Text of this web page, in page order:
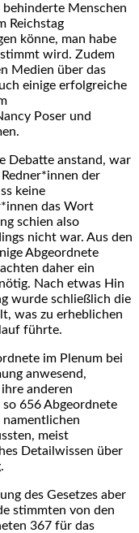
Menschen
Reichstag
könne, man habe
wird. Zudem
Medien über das
einige erfolgreiche
Poser und
Debatte anstand, war
der
keine
das Wort
schien also
nicht war. Aus den
Abgeordnete
daher ein
Nach etwas Hin
wurde schließlich die
was zu erheblichen
führte.
im Plenum bei
anwesend,
anderen
656 Abgeordnete
namentlichen
meist
Detailwissen über
des Gesetzes aber
stimmten von den
367 für das